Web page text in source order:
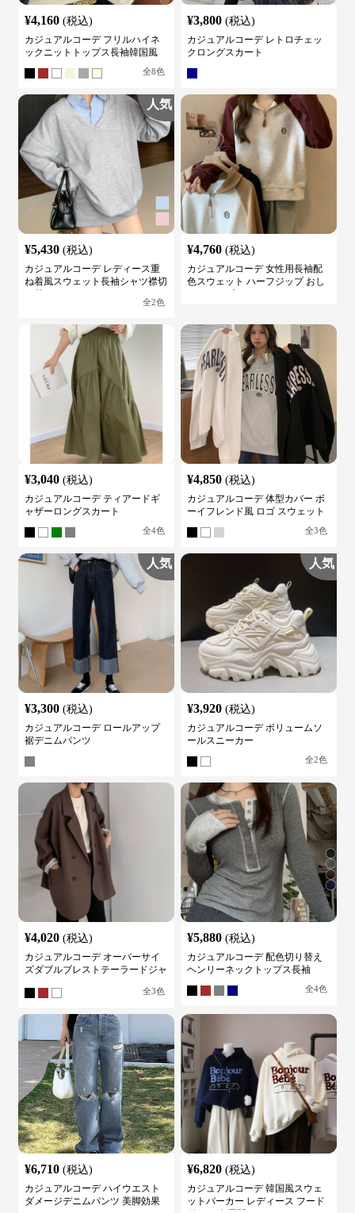
¥4,160 (税込)
カジュアルコーデ フリルハイネ
ックニットトップス長袖韓国風
全8色
¥3,800 (税込)
カジュアルコーデ レトロチェッ
クロングスカート
人気
¥5,430 (税込)
カジュアルコーデ レディース重
ね着風スウェット長袖シャツ襟切
全2色
¥4,760 (税込)
カジュアルコーデ 女性用長袖配
色スウェット ハーフジップ おし
¥3,040 (税込)
カジュアルコーデ ティアードギ
ャザーロングスカート
全4色
¥4,850 (税込)
カジュアルコーデ 体型カバー ボ
ーイフレンド風 ロゴ スウェット
全3色
人気
¥3,300 (税込)
カジュアルコーデ ロールアップ
裾デニムパンツ
人気
¥3,920 (税込)
カジュアルコーデ ボリュームソ
ールスニーカー
全2色
¥4,020 (税込)
カジュアルコーデ オーバーサイ
ズダブルブレストテーラードジャ
全3色
¥5,880 (税込)
カジュアルコーデ 配色切り替え
ヘンリーネックトップス長袖
全4色
¥6,710 (税込)
カジュアルコーデ ハイウエスト
ダメージデニムパンツ 美脚効果
¥6,820 (税込)
カジュアルコーデ 韓国風スウェ
ットパーカー レディース フード